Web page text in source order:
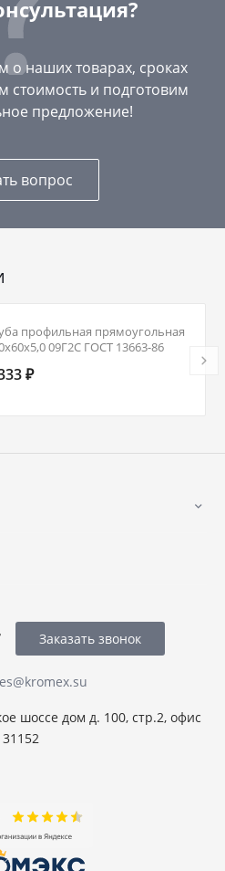
о наших товарах, сроках
стоимость и подготовим
предложение!
вопрос
профильная прямоугольная
09Г2С ГОСТ 13663-86
₽
шоссе дом д. 100, стр.2, офис
31152
Заказать звонок